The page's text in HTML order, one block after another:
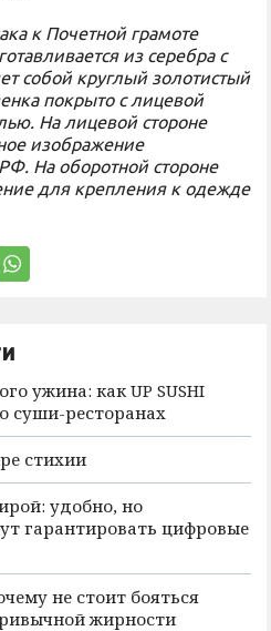
к Почетной грамоте
из серебра с
собой круглый золотистый
покрыто с лицевой
На лицевой стороне
изображение
На оборотной стороне
для крепления к одежде
ужина: как UP SUSHI
суши-ресторанах
стихии
удобно, но
гарантировать цифровые
не стоит бояться
жирности